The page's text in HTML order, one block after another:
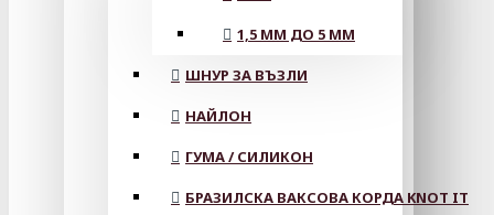
1,5 ММ ДО 5 ММ
ШНУР ЗА ВЪЗЛИ
НАЙЛОН
ГУМА / СИЛИКОН
БРАЗИЛСКА ВАКСОВА КОРДА KNOT IT